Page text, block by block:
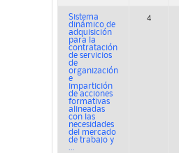
Sistema
dinámico de
adquisición
para la
contratación
de servicios
de
organización
e
impartición
de acciones
formativas
alineadas
con las
necesidades
del mercado
de trabajo y
...
4